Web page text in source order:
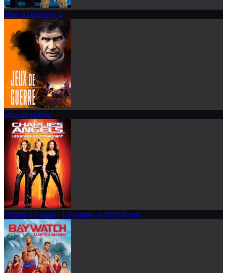
Mise à l'épreuve 2
Jeux de guerre
Charlie's Angels : Les anges se déchaînent